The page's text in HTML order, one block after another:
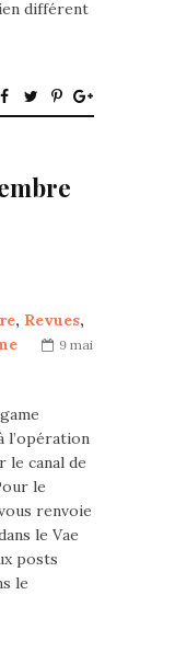
différent
, Revues,
9 mai
l’opération
le canal de
le
renvoie
le Vae
posts
le